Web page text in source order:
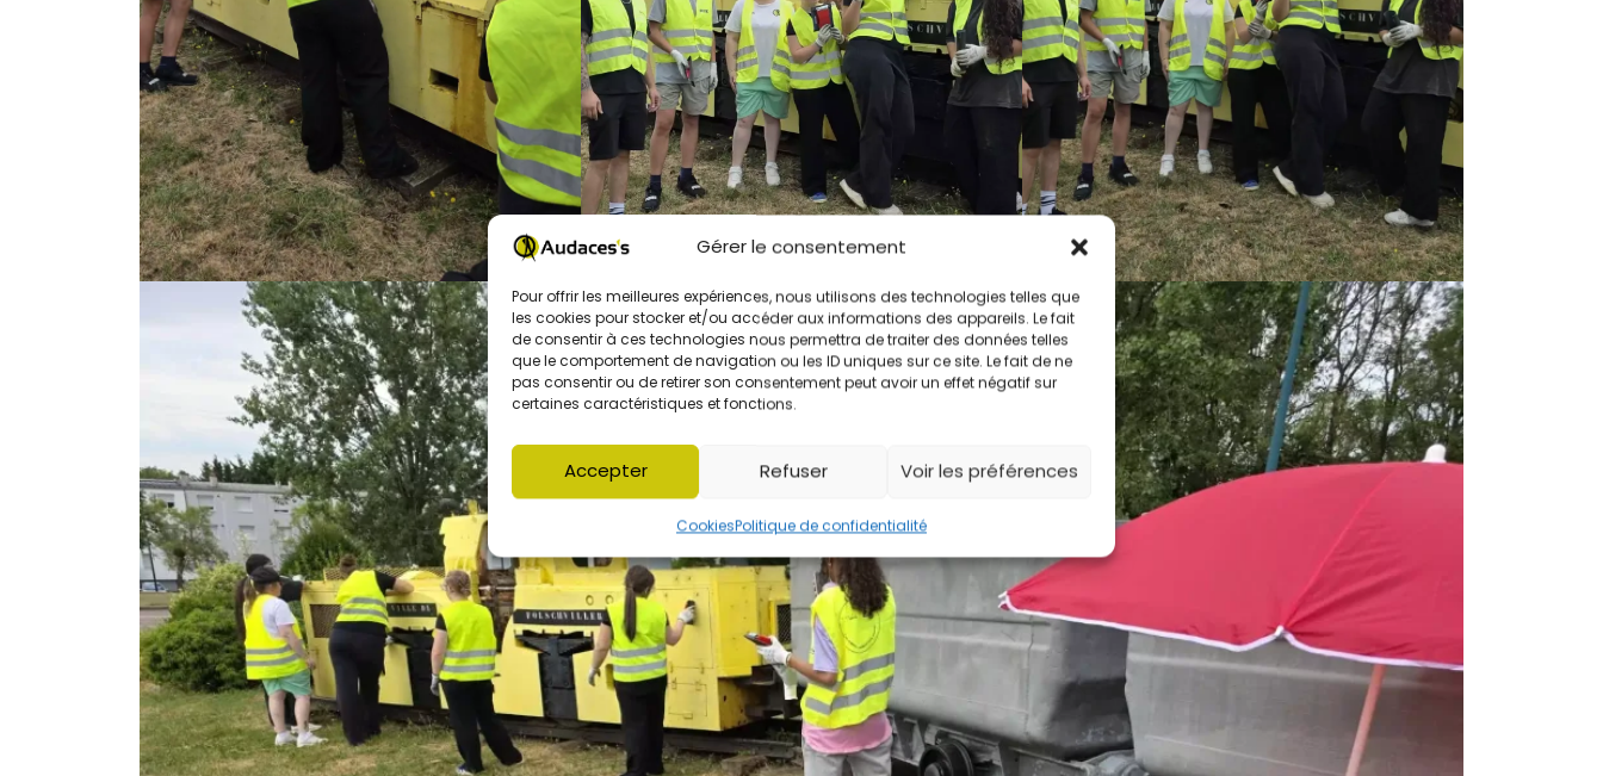
Gérer le consentement
Pour offrir les meilleures expériences, nous utilisons des technologies telles que
les cookies pour stocker et/ou accéder aux informations des appareils. Le fait
de consentir à ces technologies nous permettra de traiter des données telles
que le comportement de navigation ou les ID uniques sur ce site. Le fait de ne
pas consentir ou de retirer son consentement peut avoir un effet négatif sur
certaines caractéristiques et fonctions.
Accepter Refuser Voir les préférences
CookiesPolitique de confidentialité